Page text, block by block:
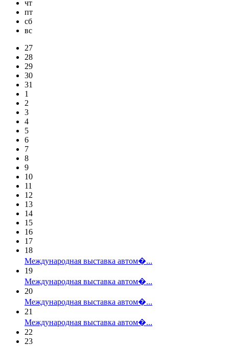
чт
пт
сб
вс
27
28
29
30
31
1
2
3
4
5
6
7
8
9
10
11
12
13
14
15
16
17
18
Международная выставка автом�...
19
Международная выставка автом�...
20
Международная выставка автом�...
21
Международная выставка автом�...
22
23